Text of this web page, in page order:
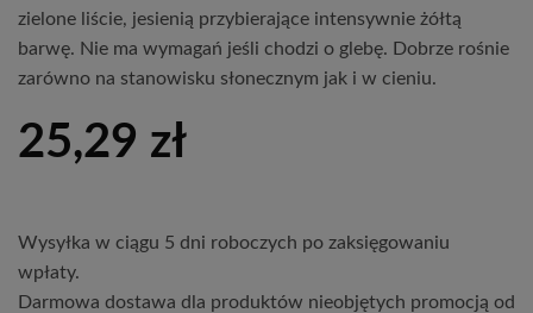
zielone liście, jesienią przybierające intensywnie żółtą
barwę. Nie ma wymagań jeśli chodzi o glebę. Dobrze rośnie
zarówno na stanowisku słonecznym jak i w cieniu.
25,29 zł
Wysyłka w ciągu 5 dni roboczych po zaksięgowaniu
wpłaty.
Darmowa dostawa dla produktów nieobjętych promocją od